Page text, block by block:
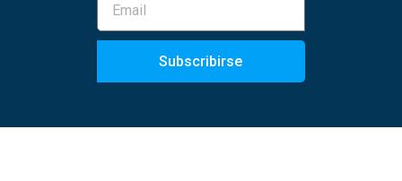
Subscribirse